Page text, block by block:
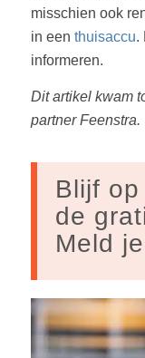
misschien ook
in een thuisaccu.
informeren.
Dit artikel kwam
partner Feenstra.
Blijf
de
Meld